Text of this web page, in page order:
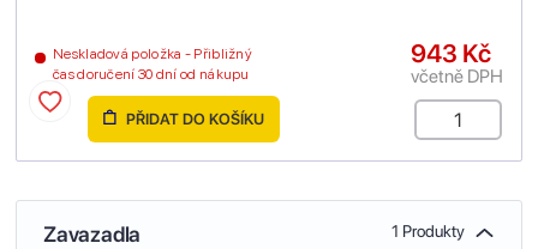
Neskladová položka - Přibližný
čas doručení 30 dní od nákupu
943 Kč
včetně DPH
PŘIDAT DO KOŠÍKU
Zavazadla 1 Produkty